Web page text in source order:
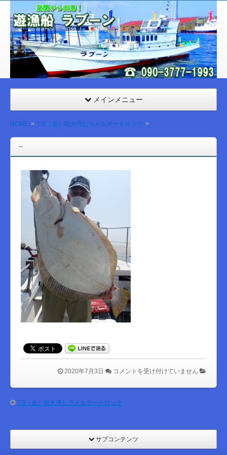
室
蘭
遊漁
船
ラブ
ーン
メインメニュー
HOME 7/3（金）噴火湾ヒラメ＆ボートロック
2020年7月3日 は
コメントを受け付けていません
7/3（金）噴火湾ヒラメ＆ボートロック
サブコンテンツ